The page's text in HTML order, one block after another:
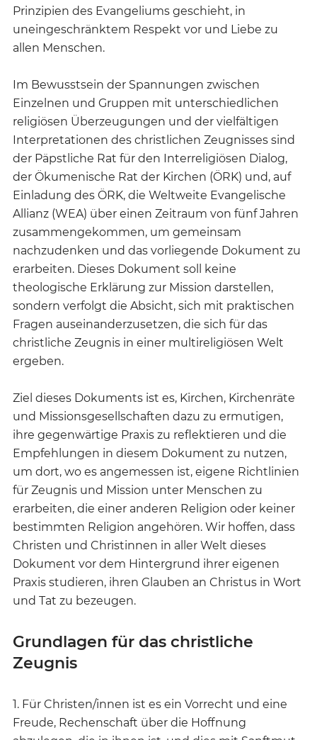
Prinzipien des Evangeliums geschieht, in
uneingeschränktem Respekt vor und Liebe zu
allen Menschen.
Im Bewusstsein der Spannungen zwischen
Einzelnen und Gruppen mit unterschiedlichen
religiösen Überzeugungen und der vielfältigen
Interpretationen des christlichen Zeugnisses sind
der Päpstliche Rat für den Interreligiösen Dialog,
der Ökumenische Rat der Kirchen (ÖRK) und, auf
Einladung des ÖRK, die Weltweite Evangelische
Allianz (WEA) über einen Zeitraum von fünf Jahren
zusammengekommen, um gemeinsam
nachzudenken und das vorliegende Dokument zu
erarbeiten. Dieses Dokument soll keine
theologische Erklärung zur Mission darstellen,
sondern verfolgt die Absicht, sich mit praktischen
Fragen auseinanderzusetzen, die sich für das
christliche Zeugnis in einer multireligiösen Welt
ergeben.
Ziel dieses Dokuments ist es, Kirchen, Kirchenräte
und Missionsgesellschaften dazu zu ermutigen,
ihre gegenwärtige Praxis zu reflektieren und die
Empfehlungen in diesem Dokument zu nutzen,
um dort, wo es angemessen ist, eigene Richtlinien
für Zeugnis und Mission unter Menschen zu
erarbeiten, die einer anderen Religion oder keiner
bestimmten Religion angehören. Wir hoffen, dass
Christen und Christinnen in aller Welt dieses
Dokument vor dem Hintergrund ihrer eigenen
Praxis studieren, ihren Glauben an Christus in Wort
und Tat zu bezeugen.
Grundlagen für das christliche
Zeugnis
1. Für Christen/innen ist es ein Vorrecht und eine
Freude, Rechenschaft über die Hoffnung